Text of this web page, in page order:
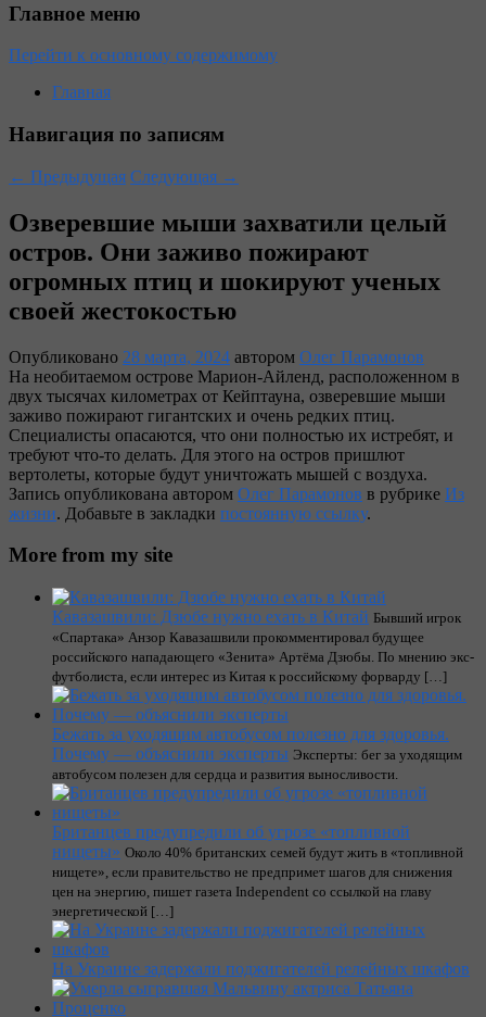
Главное меню
Перейти к основному содержимому
Главная
Навигация по записям
← Предыдущая Следующая →
Озверевшие мыши захватили целый
остров. Они заживо пожирают
огромных птиц и шокируют ученых
своей жестокостью
Опубликовано 28 марта, 2024 автором Олег Парамонов
На необитаемом острове Марион-Айленд, расположенном в
двух тысячах километрах от Кейптауна, озверевшие мыши
заживо пожирают гигантских и очень редких птиц.
Специалисты опасаются, что они полностью их истребят, и
требуют что-то делать. Для этого на остров пришлют
вертолеты, которые будут уничтожать мышей с воздуха.
Запись опубликована автором Олег Парамонов в рубрике Из
жизни. Добавьте в закладки постоянную ссылку.
More from my site
Кавазашвили: Дзюбе нужно ехать в Китай Бывший игрок
«Спартака» Анзор Кавазашвили прокомментировал будущее
российского нападающего «Зенита» Артёма Дзюбы. По мнению экс-
футболиста, если интерес из Китая к российскому форварду […]
Бежать за уходящим автобусом полезно для здоровья.
Почему — объяснили эксперты Эксперты: бег за уходящим
автобусом полезен для сердца и развития выносливости.
Британцев предупредили об угрозе «топливной
нищеты» Около 40% британских семей будут жить в «топливной
нищете», если правительство не предпримет шагов для снижения
цен на энергию, пишет газета Independent со ссылкой на главу
энергетической […]
На Украине задержали поджигателей релейных шкафов